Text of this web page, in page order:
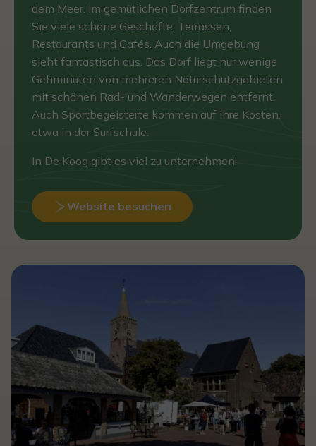
dem Meer. Im gemütlichen Dorfzentrum finden
Sie viele schöne Geschäfte, Terrassen,
Restaurants und Cafés. Auch die Umgebung
sieht fantastisch aus. Das Dorf liegt nur wenige
Gehminuten von mehreren Naturschutzgebieten
mit schönen Rad- und Wanderwegen entfernt.
Auch Sportbegeisterte kommen auf ihre Kosten,
etwa in der Surfschule.
In De Koog gibt es viel zu unternehmen!
Website besuchen